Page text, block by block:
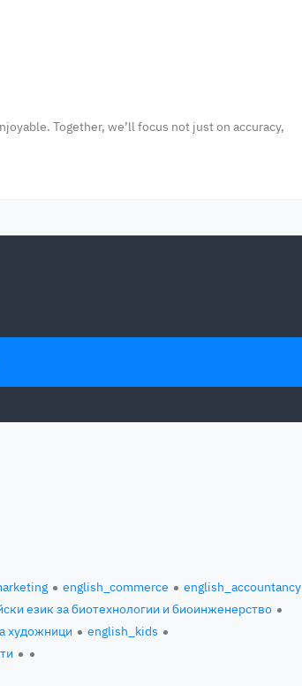
Together, we’ll focus not just on accuracy,
english_commerce
english_accountancy
език за биотехнологии и биоинженерство
художници
english_kids